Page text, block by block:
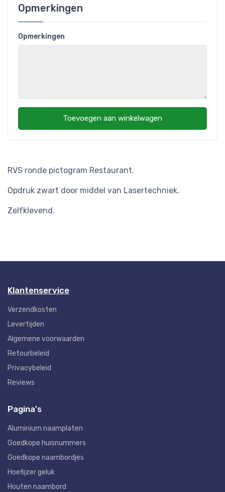
RVS ronde pictogram Restaurant.
Opdruk zwart door middel van Lasertechniek.
Zelfklevend.
Opmerkingen
Opmerkingen
Toevoegen aan winkelwagen
Klantenservice
Verzendkosten
Levertijden
Algemene voorwaarden
Retourbeleid
Privacybeleid
Reviews
Pagina's
Aluminium naamplaten
Goedkope huisnummers
Goedkope naambordjes
Hoefijzer geluk
Houten naambord